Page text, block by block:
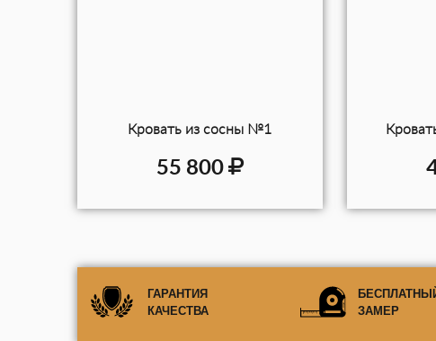
Кровать из сосны №1
55 800
ГАРАНТИЯ
КАЧЕСТВА
ЗАМЕР